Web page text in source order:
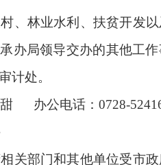
、林业水利、扶贫开发
办局领导交办的其他工
计处。
办公电话：0728-
关部门和其他单位受市